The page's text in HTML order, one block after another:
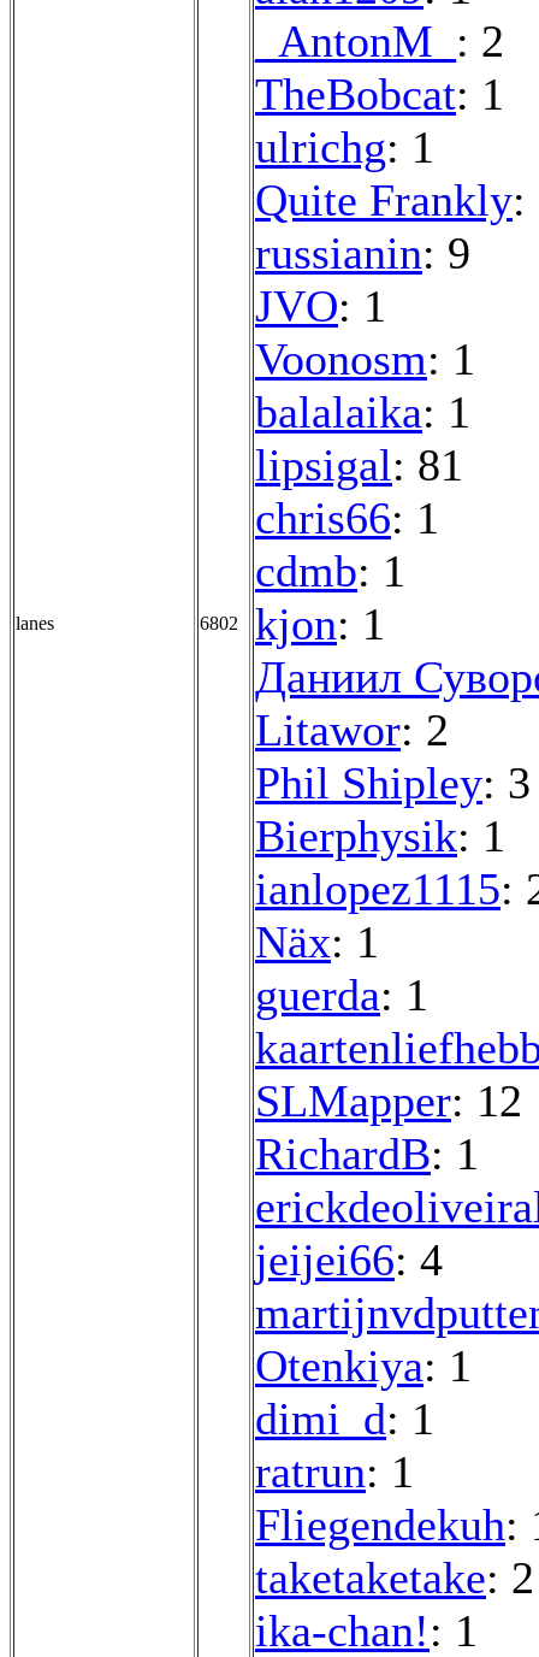
lanes 6802
_AntonM_ : 2
TheBobcat: 1
ulrichg: 1
Quite Frankly:
russianin: 9
JVO: 1
Voonosm: 1
balalaika: 1
lipsigal: 81
chris66: 1
cdmb: 1
kjon: 1
Даниил
Litawor: 2
Phil Shipley: 3
Bierphysik: 1
ianlopez1115:
Näx: 1
guerda: 1
SLMapper: 12
RichardB: 1
jeijei66: 4
Otenkiya: 1
dimi_d: 1
ratrun: 1
Fliegendekuh:
taketaketake: 2
ika-chan!: 1